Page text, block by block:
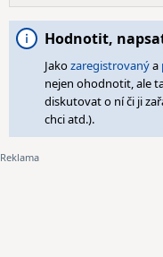
Hodnotit,
Jakozaregistrovanýa
nejen ohodnotit, ale
diskutovat o ní či ji
chci atd.).